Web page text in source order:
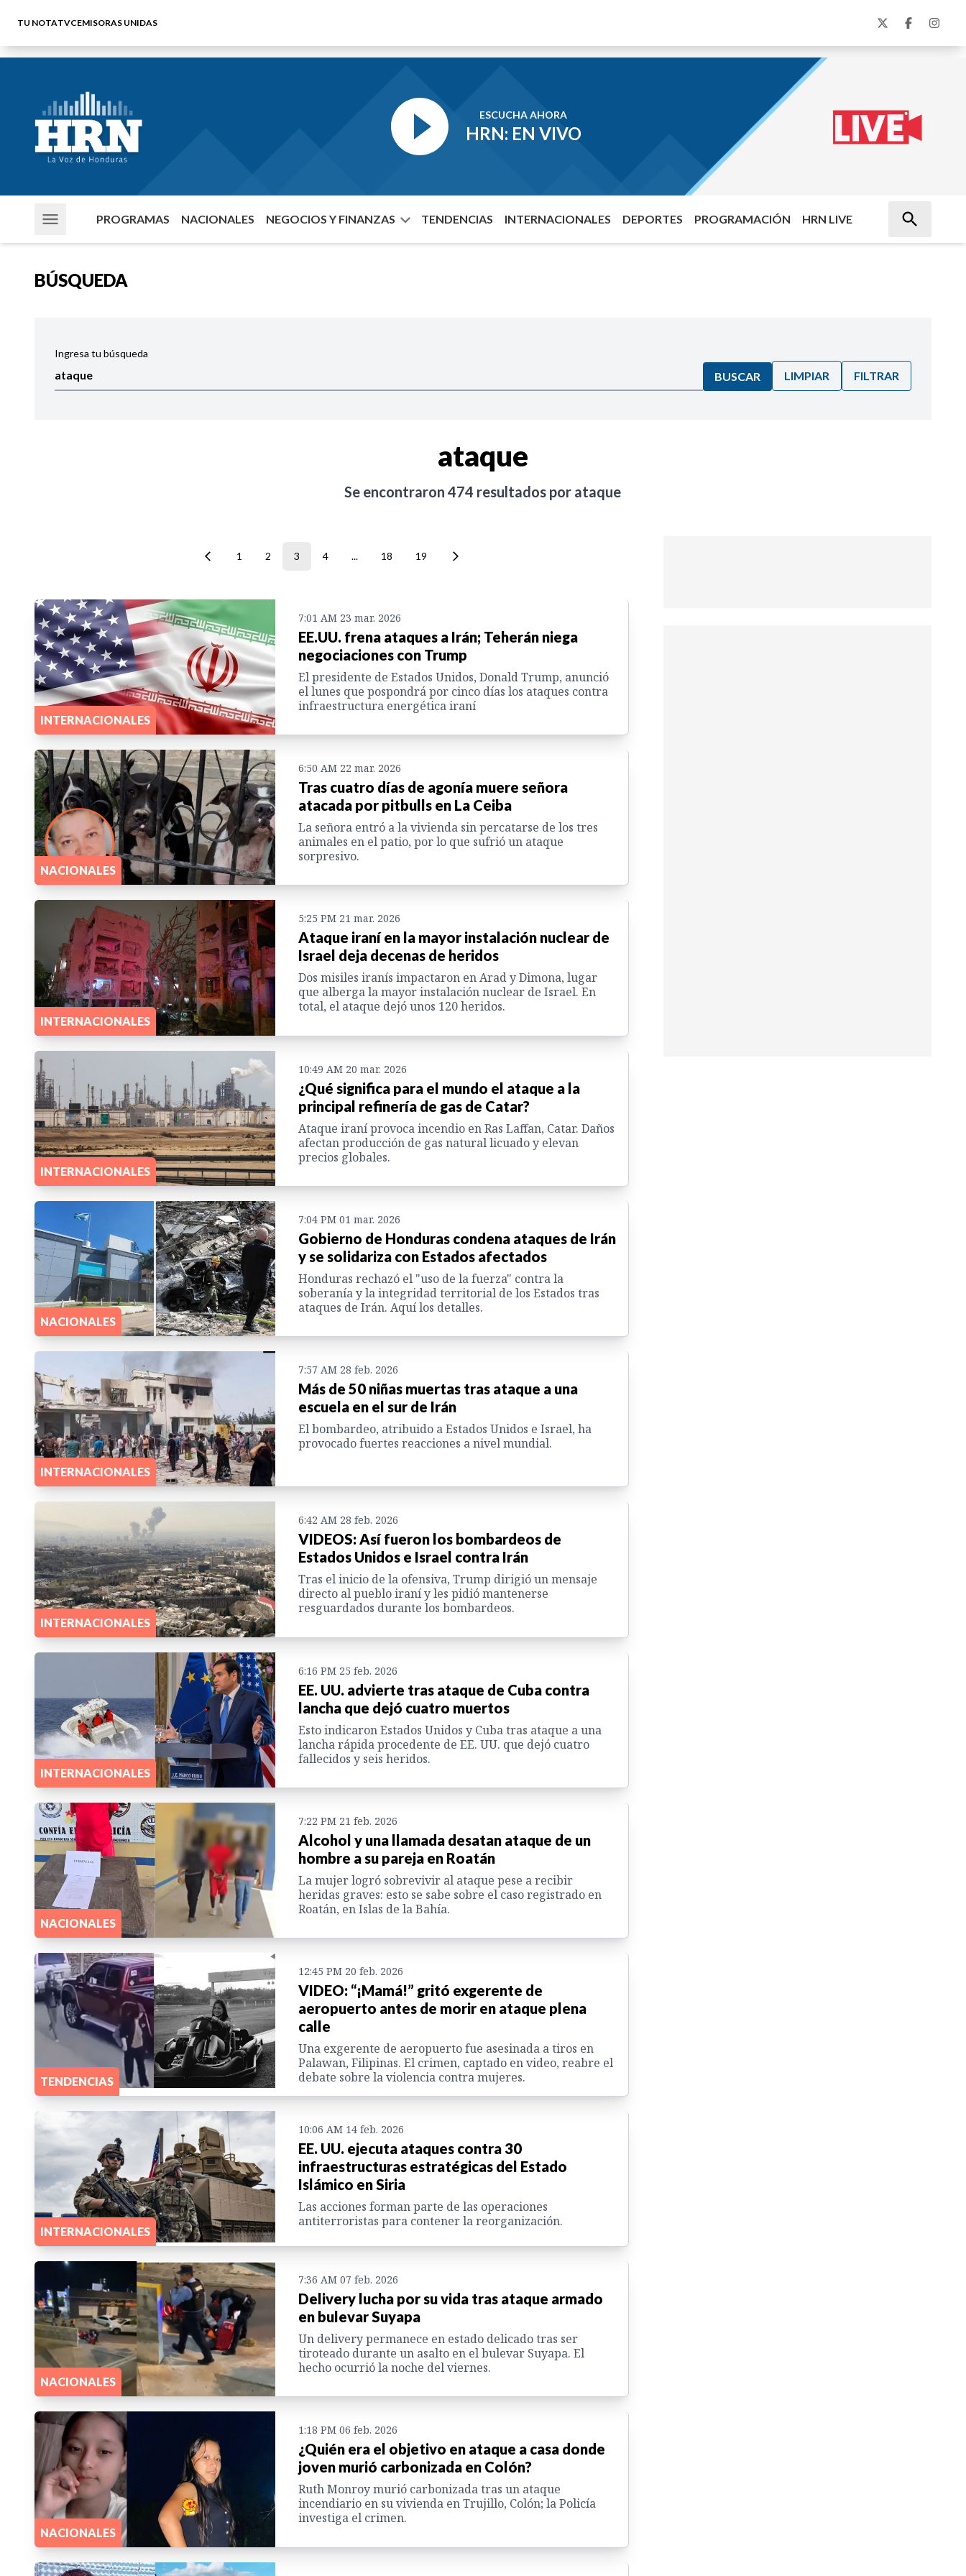
TU NOTATVCEMISORAS UNIDAS
ESCUCHA AHORA
HRN: EN VIVO
PROGRAMAS NACIONALES NEGOCIOS Y FINANZAS TENDENCIAS INTERNACIONALES DEPORTES PROGRAMACIÓN HRN LIVE
BÚSQUEDA
Ingresa tu búsqueda
BUSCAR LIMPIAR FILTRAR
ataque
Se encontraron474 resultados por ataque
1 2 3 4 ... 18 19
INTERNACIONALES
7:01 AM 23 mar. 2026
EE.UU. frena ataques a Irán; Teherán niega
negociaciones con Trump
El presidente de Estados Unidos, Donald Trump, anunció
el lunes que pospondrá por cinco días los ataques contra
infraestructura energética iraní
NACIONALES
6:50 AM 22 mar. 2026
Tras cuatro días de agonía muere señora
atacada por pitbulls en La Ceiba
La señora entró a la vivienda sin percatarse de los tres
animales en el patio, por lo que sufrió un ataque
sorpresivo.
INTERNACIONALES
5:25 PM 21 mar. 2026
Ataque iraní en la mayor instalación nuclear de
Israel deja decenas de heridos
Dos misiles iranís impactaron en Arad y Dimona, lugar
que alberga la mayor instalación nuclear de Israel. En
total, el ataque dejó unos 120 heridos.
INTERNACIONALES
10:49 AM 20 mar. 2026
¿Qué significa para el mundo el ataque a la
principal refinería de gas de Catar?
Ataque iraní provoca incendio en Ras Laffan, Catar. Daños
afectan producción de gas natural licuado y elevan
precios globales.
NACIONALES
7:04 PM 01 mar. 2026
Gobierno de Honduras condena ataques de Irán
y se solidariza con Estados afectados
Honduras rechazó el "uso de la fuerza" contra la
soberanía y la integridad territorial de los Estados tras
ataques de Irán. Aquí los detalles.
INTERNACIONALES
7:57 AM 28 feb. 2026
Más de 50 niñas muertas tras ataque a una
escuela en el sur de Irán
El bombardeo, atribuido a Estados Unidos e Israel, ha
provocado fuertes reacciones a nivel mundial.
INTERNACIONALES
6:42 AM 28 feb. 2026
VIDEOS: Así fueron los bombardeos de
Estados Unidos e Israel contra Irán
Tras el inicio de la ofensiva, Trump dirigió un mensaje
directo al pueblo iraní y les pidió mantenerse
resguardados durante los bombardeos.
INTERNACIONALES
6:16 PM 25 feb. 2026
EE. UU. advierte tras ataque de Cuba contra
lancha que dejó cuatro muertos
Esto indicaron Estados Unidos y Cuba tras ataque a una
lancha rápida procedente de EE. UU. que dejó cuatro
fallecidos y seis heridos.
NACIONALES
7:22 PM 21 feb. 2026
Alcohol y una llamada desatan ataque de un
hombre a su pareja en Roatán
La mujer logró sobrevivir al ataque pese a recibir
heridas graves: esto se sabe sobre el caso registrado en
Roatán, en Islas de la Bahía.
TENDENCIAS
12:45 PM 20 feb. 2026
VIDEO: “¡Mamá!” gritó exgerente de
aeropuerto antes de morir en ataque plena
calle
Una exgerente de aeropuerto fue asesinada a tiros en
Palawan, Filipinas. El crimen, captado en video, reabre el
debate sobre la violencia contra mujeres.
INTERNACIONALES
10:06 AM 14 feb. 2026
EE. UU. ejecuta ataques contra 30
infraestructuras estratégicas del Estado
Islámico en Siria
Las acciones forman parte de las operaciones
antiterroristas para contener la reorganización.
NACIONALES
7:36 AM 07 feb. 2026
Delivery lucha por su vida tras ataque armado
en bulevar Suyapa
Un delivery permanece en estado delicado tras ser
tiroteado durante un asalto en el bulevar Suyapa. El
hecho ocurrió la noche del viernes.
NACIONALES
1:18 PM 06 feb. 2026
¿Quién era el objetivo en ataque a casa donde
joven murió carbonizada en Colón?
Ruth Monroy murió carbonizada tras un ataque
incendiario en su vivienda en Trujillo, Colón; la Policía
investiga el crimen.